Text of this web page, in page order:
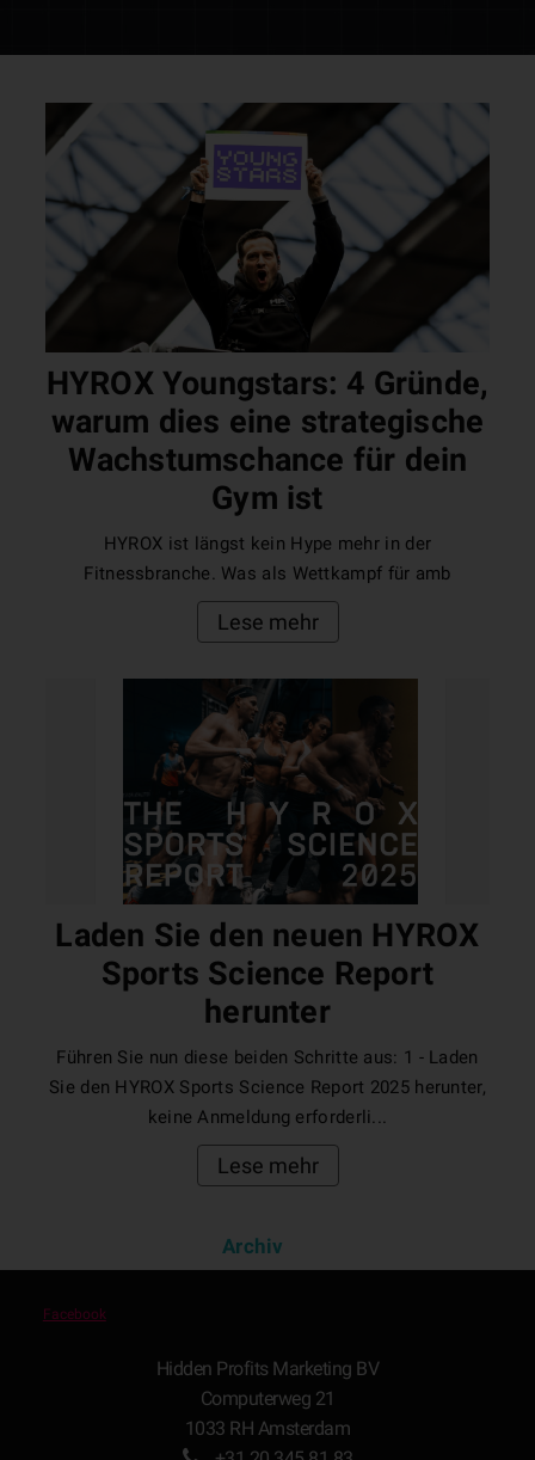
HYROX Youngstars: 4 Gründe,
warum dies eine strategische
Wachstumschance für dein
Gym ist
HYROX ist längst kein Hype mehr in der
Fitnessbranche. Was als Wettkampf für amb
Lese mehr
Laden Sie den neuen HYROX
Sports Science Report
herunter
Führen Sie nun diese beiden Schritte aus: 1 - Laden
Sie den HYROX Sports Science Report 2025 herunter,
keine Anmeldung erforderli...
Lese mehr
Archiv
Facebook
Hidden Profits Marketing BV
Computerweg 21
1033 RH Amsterdam